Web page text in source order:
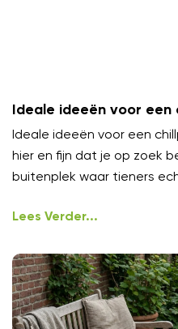
Ideale ideeën voor
Ideale ideeën voor een
hier en fijn dat je op zoek
buitenplek waar tieners
Lees Verder...